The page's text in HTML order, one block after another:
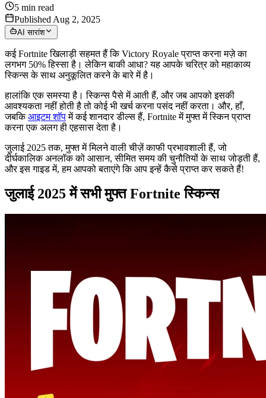
5 min read
Published Aug 2, 2025
AI सारांश
कई Fortnite खिलाड़ी सहमत हैं कि Victory Royale प्राप्त करना मज़े का
लगभग 50% हिस्सा है। लेकिन बाकी आधा? यह आपके चरित्र को महाकाव्य
स्किन्स के साथ अनुकूलित करने के बारे में है।
हालांकि एक समस्या है। स्किन्स पैसे में आती हैं, और जब आपको इसकी
आवश्यकता नहीं होती है तो कोई भी खर्च करना पसंद नहीं करता। और, हाँ,
जबकिआइटम शॉपमें कई शानदार डील्स हैं, Fortnite में मुफ्त में स्किन प्राप्त
करना एक अलग ही एहसास देता है।
जुलाई 2025 तक, मुफ्त में मिलने वाली चीज़ें काफी प्रभावशाली हैं, जो
दीर्घकालिक अनलॉक को आसान, सीमित समय की चुनौतियों के साथ जोड़ती हैं,
और इस गाइड में, हम आपको बताएंगे कि आप इन्हें कैसे प्राप्त कर सकते हैं!
जुलाई 2025 में सभी मुफ्त Fortnite स्किन्स